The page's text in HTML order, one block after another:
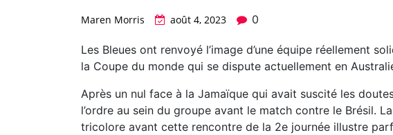
Maren Morris août 4, 2023 0
Les Bleues ont renvoyé l’image d’une équipe réellement
la Coupe du monde qui se dispute actuellement en
Après un nul face à la Jamaïque qui avait suscité les
l’ordre au sein du groupe avant le match contre le Brésil.
tricolore avant cette rencontre de la 2e journée illustre